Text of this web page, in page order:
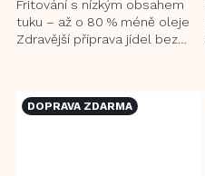
Fritování s nízkým obsahem
tuku – až o 80 % méně oleje
Zdravější příprava jídel bez
DOPRAVA ZDARMA